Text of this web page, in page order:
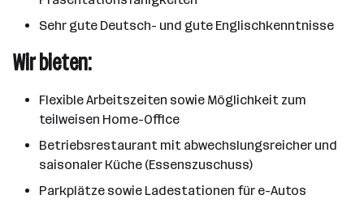
Sehr gute Deutsch- und gute Englischkenntnisse
Wir bieten:
Flexible Arbeitszeiten sowie Möglichkeit zum
teilweisen Home-Office
Betriebsrestaurant mit abwechslungsreicher und
saisonaler Küche (Essenszuschuss)
Parkplätze sowie Ladestationen für e-Autos